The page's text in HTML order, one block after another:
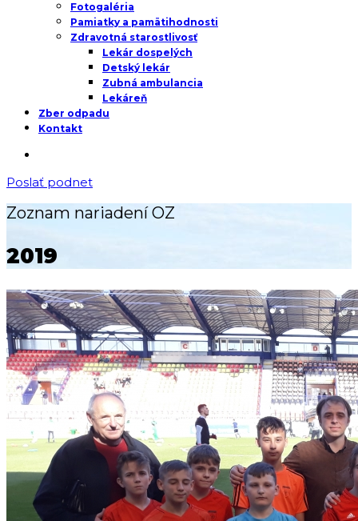
Fotogaléria
Pamiatky a pamätihodnosti
Zdravotná starostlivosť
Lekár dospelých
Detský lekár
Zubná ambulancia
Lekáreň
Zber odpadu
Kontakt
Poslať podnet
Zoznam nariadení OZ
2019